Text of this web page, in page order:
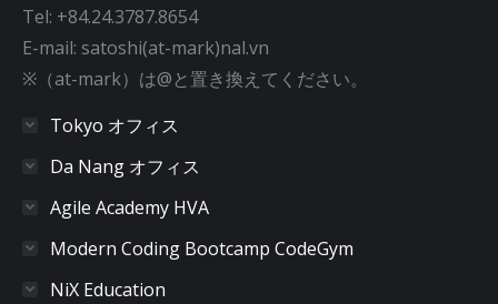
Tel: +84.24.3787.8654
E-mail: satoshi(at-mark)nal.vn
※（at-mark）は@と置き換えてください。
Tokyo オフィス
Da Nang オフィス
Agile Academy HVA
Modern Coding Bootcamp CodeGym
NiX Education